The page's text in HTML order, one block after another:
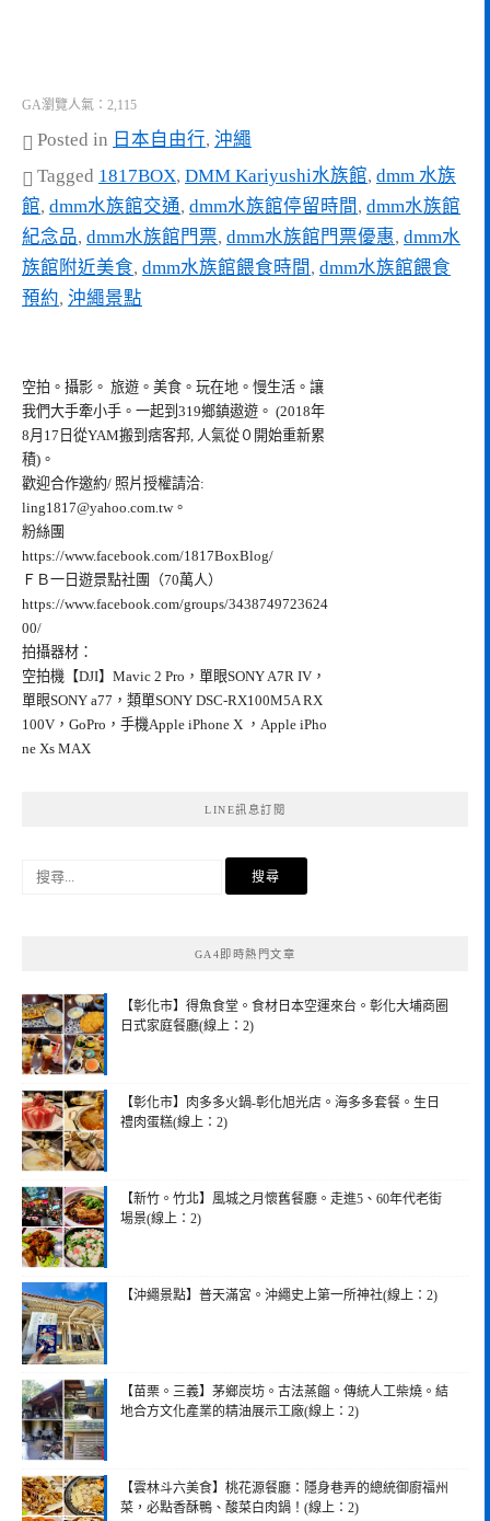
GA瀏覽人氣：2,115
Posted in 日本自由行, 沖繩
Tagged 1817BOX, DMM Kariyushi水族館, dmm 水族
館, dmm水族館交通, dmm水族館停留時間 , dmm水族館
紀念品, dmm水族館門票, dmm水族館門票優惠, dmm水
族館附近美食, dmm水族館餵食時間 , dmm水族館餵食
預約, 沖繩景點
空拍。攝影。 旅遊。美食。玩在地。慢生活。讓
我們大手牽小手。一起到319鄉鎮遨遊。 (2018年
8月17日從YAM搬到痞客邦, 人氣從０開始重新累
積)。
歡迎合作邀約/ 照片授權請洽:
ling1817@yahoo.com.tw。
粉絲團
https://www.facebook.com/1817BoxBlog/
ＦＢ一日遊景點社團（70萬人）
https://www.facebook.com/groups/3438749723624
00/
拍攝器材：
空拍機【DJI】Mavic 2 Pro，單眼SONY A7R IV，
單眼SONY a77，類單SONY DSC-RX100M5A RX
100V，GoPro，手機Apple iPhone X ，Apple iPho
ne Xs MAX
LINE訊息訂閱
GA4即時熱門文章
【彰化市】得魚食堂。食材日本空運來台。彰化大埔商圈
日式家庭餐廳(線上：2)
【彰化市】肉多多火鍋-彰化旭光店。海多多套餐。生日
禮肉蛋糕(線上：2)
【新竹。竹北】風城之月懷舊餐廳。走進5、60年代老街
場景(線上：2)
【沖繩景點】普天滿宮。沖繩史上第一所神社(線上：2)
【苗栗。三義】茅鄉炭坊。古法蒸餾。傳統人工柴燒。結
地合方文化產業的精油展示工廠(線上：2)
【雲林斗六美食】桃花源餐廳：隱身巷弄的總統御廚福州
菜，必點香酥鴨、酸菜白肉鍋！(線上：2)